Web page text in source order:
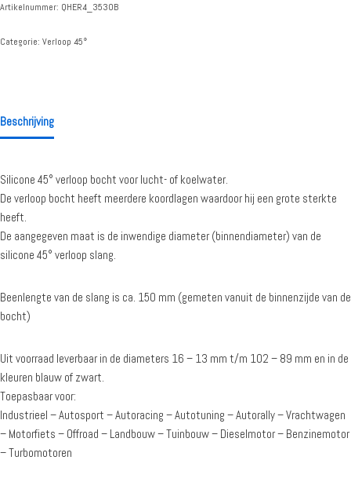
Artikelnummer: QHER4_3530B
Categorie: Verloop 45°
Beschrijving
Silicone 45° verloop bocht voor lucht- of koelwater.
De verloop bocht heeft meerdere koordlagen waardoor hij een grote sterkte
heeft.
De aangegeven maat is de inwendige diameter (binnendiameter) van de
silicone 45° verloop slang.
Beenlengte van de slang is ca. 150 mm (gemeten vanuit de binnenzijde van de
bocht)
Uit voorraad leverbaar in de diameters 16 – 13 mm t/m 102 – 89 mm en in de
kleuren blauw of zwart.
Toepasbaar voor:
Industrieel – Autosport – Autoracing – Autotuning – Autorally – Vrachtwagen
– Motorfiets – Offroad – Landbouw – Tuinbouw – Dieselmotor – Benzinemotor
– Turbomotoren